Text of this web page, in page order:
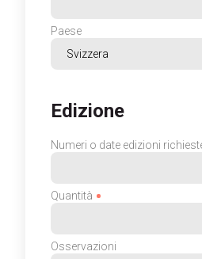
Paese
Edizione
Numeri o date edizioni
Quantità
Osservazioni